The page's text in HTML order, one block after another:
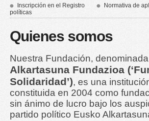
Inscripción en el Registro
Normativa de
políticas
Quienes somos
Nuestra Fundación, denominada
Alkartasuna Fundazioa
Solidaridad’), es una
constituida en 2004 como
sin ánimo de lucro bajo los
partido político Eusko